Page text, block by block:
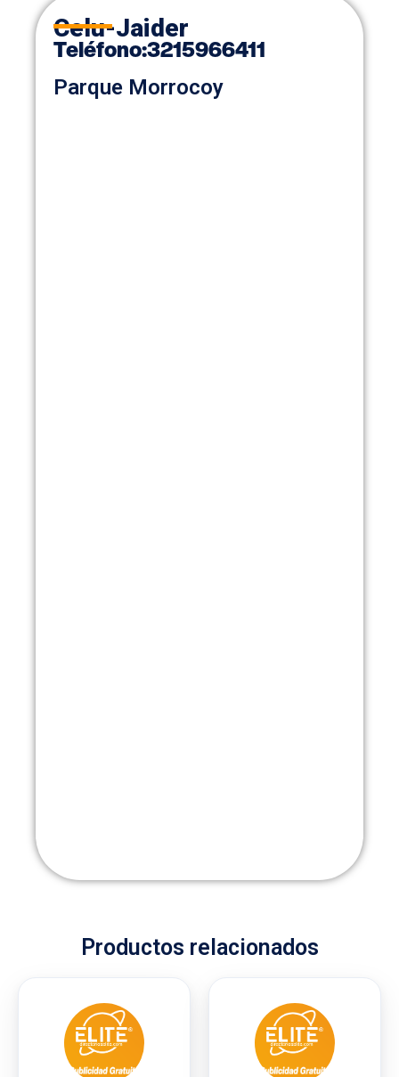
Celu-Jaider
Teléfono:3215966411
Parque Morrocoy
Productos relacionados